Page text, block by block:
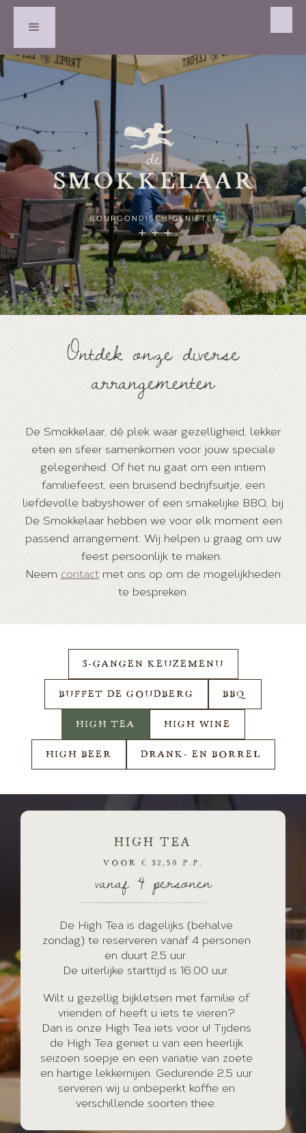
Ontdek onze diverse
arrangementen
De Smokkelaar, dé plek waar gezelligheid, lekker
eten en sfeer samenkomen voor jouw speciale
gelegenheid. Of het nu gaat om een intiem
familiefeest, een bruisend bedrijfsuitje, een
liefdevolle babyshower of een smakelijke BBQ, bij
De Smokkelaar hebben we voor elk moment een
passend arrangement. Wij helpen u graag om uw
feest persoonlijk te maken.
Neem contactmet ons op om de mogelijkheden
te bespreken.
3-GANGEN KEUZEMENU
BUFFET DE GOUDBERG BBQ
HIGH TEA HIGH WINE
HIGH BEER DRANK- EN BORREL
HIGH TEA
VOOR € 32,50 P.P.
vanaf 4 personen
De High Tea is dagelijks (behalve
zondag) te reserveren vanaf 4 personen
en duurt 2,5 uur.
De uiterlijke starttijd is 16.00 uur.
Wilt u gezellig bijkletsen met familie of
vrienden of heeft u iets te vieren?
Dan is onze High Tea iets voor u! Tijdens
de High Tea geniet u van een heerlijk
seizoen soepje en een variatie van zoete
en hartige lekkernijen. Gedurende 2,5 uur
serveren wij u onbeperkt koffie en
verschillende soorten thee.